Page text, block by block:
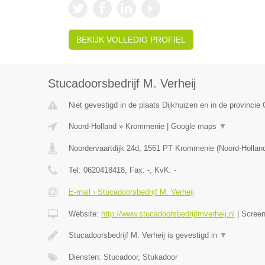
BEKIJK VOLLEDIG PROFIEL
Stucadoorsbedrijf M. Verheij
Niet gevestigd in de plaats Dijkhuizen en in de provincie
Noord-Holland » Krommenie| Google maps ▼
Noordervaartdijk 24d, 1561 PT Krommenie(Noord-
Tel: 0620418418, Fax: -, KvK: -
E-mail › Stucadoorsbedrijf M. Verheij
Website: http://www.stucadoorsbedrijfmverheij.nl
Stucadoorsbedrijf M. Verheij is gevestigd in ▼
Diensten: Stucadoor, Stukadoor